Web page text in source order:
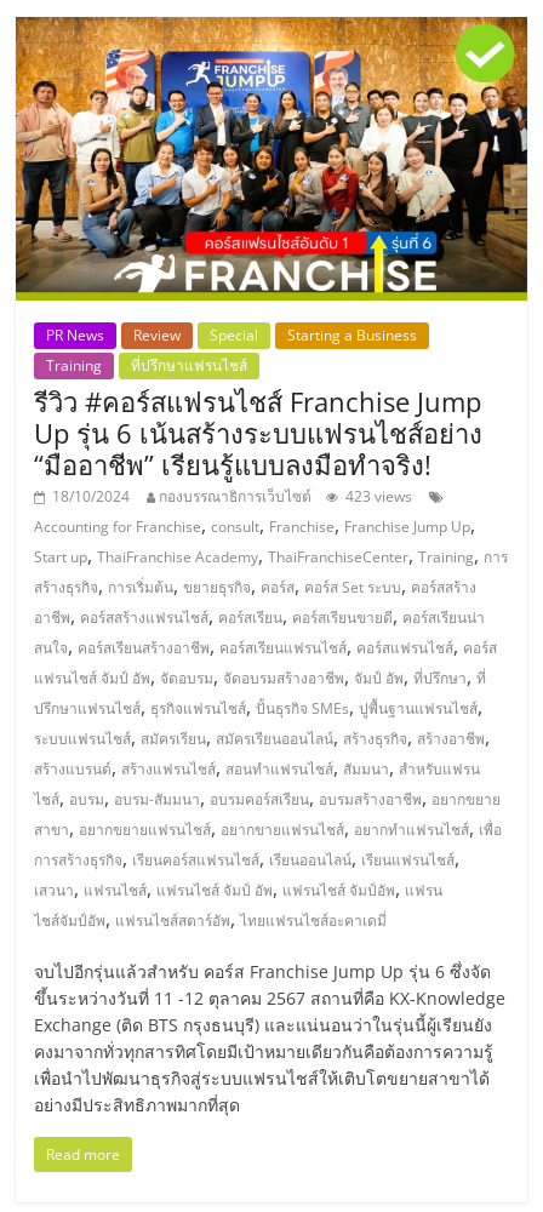
PR News Review Special
Starting a Business
Training
ที่ปรึกษาแฟรนไชส์
รีวิว #คอร์สแฟรนไชส์ Franchise Jump
Up รุ่น 6 เน้นสร้างระบบแฟรนไชส์อย่าง
“มืออาชีพ” เรียนรู้แบบลงมือทำจริง!
18/10/2024 กองบรรณาธิการเว็บไซต์
423 views
Accounting for Franchise,consult, Franchise, Franchise Jump Up,
Start up,ThaiFranchise Academy,ThaiFranchiseCenter,Training, การ
สร้างธุรกิจ, การเริ่มต้น,ขยายธุรกิจ, คอร์ส, คอร์ส Set ระบบ, คอร์สสร้าง
อาชีพ, คอร์สสร้างแฟรนไชส์, คอร์สเรียน, คอร์สเรียนขายดี, คอร์สเรียนน่า
สนใจ, คอร์สเรียนสร้างอาชีพ, คอร์สเรียนแฟรนไชส์, คอร์สแฟรนไชส์, คอร์ส
แฟรนไชส์ จัมป์ อัพ, จัดอบรม, จัดอบรมสร้างอาชีพ, จัมป์ อัพ,ที่ปรึกษา,ที่
ปรึกษาแฟรนไชส์, ธุรกิจแฟรนไชส์,ปั้นธุรกิจ SMEs,ปูพื้นฐานแฟรนไชส์,
ระบบแฟรนไชส์, สมัครเรียน, สมัครเรียนออนไลน์, สร้างธุรกิจ, สร้างอาชีพ,
สร้างแบรนด์, สร้างแฟรนไชส์, สอนทำแฟรนไชส์, สัมมนา, สำหรับแฟรน
ไชส์, อบรม, อบรม-สัมมนา, อบรมคอร์สเรียน, อบรมสร้างอาชีพ, อยากขยาย
สาขา, อยากขยายแฟรนไชส์, อยากขายแฟรนไชส์, อยากทำแฟรนไชส์, เพื่อ
การสร้างธุรกิจ, เรียนคอร์สแฟรนไชส์, เรียนออนไลน์, เรียนแฟรนไชส์,
เสวนา, แฟรนไชส์, แฟรนไชส์ จัมป์ อัพ, แฟรนไชส์ จัมป์อัพ, แฟรน
ไชส์จัมป์อัพ, แฟรนไชส์สตาร์อัพ,ไทยแฟรนไชส์อะคาเดมี่
จบไปอีกรุ่นแล้วสำหรับ คอร์ส Franchise Jump Up รุ่น 6 ซึ่งจัด
ขึ้นระหว่างวันที่ 11 -12 ตุลาคม 2567 สถานที่คือ KX-Knowledge
Exchange (ติด BTS กรุงธนบุรี) และแน่นอนว่าในรุ่นนี้ผู้เรียนยัง
คงมาจากทั่วทุกสารทิศโดยมีเป้าหมายเดียวกันคือต้องการความรู้
เพื่อนำไปพัฒนาธุรกิจสู่ระบบแฟรนไชส์ให้เติบโตขยายสาขาได้
อย่างมีประสิทธิภาพมากที่สุด
Read more